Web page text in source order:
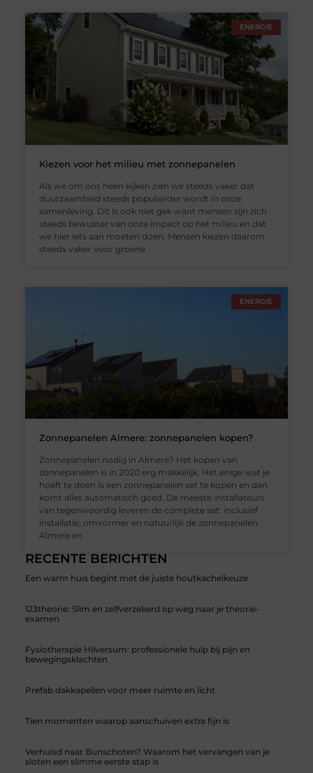
RECENTE BERICHTEN
Een warm huis begint met de juiste houtkachelkeuze
123theorie: Slim en zelfverzekerd op weg naar je theorie-
examen
Fysiotherapie Hilversum: professionele hulp bij pijn en
bewegingsklachten
Prefab dakkapellen voor meer ruimte en licht
Tien momenten waarop aanschuiven extra fijn is
Verhuisd naar Bunschoten? Waarom het vervangen van je
sloten een slimme eerste stap is
ENERGIE
Kiezen voor het milieu met zonnepanelen
Als we om ons heen kijken zien we steeds vaker dat
duurzaamheid steeds populairder wordt in onze
samenleving. Dit is ook niet gek want mensen zijn zich
steeds bewuster van onze impact op het milieu en dat
we hier iets aan moeten doen. Mensen kiezen daarom
steeds vaker voor groene
ENERGIE
Zonnepanelen Almere: zonnepanelen kopen?
Zonnepanelen nodig in Almere? Het kopen van
zonnepanelen is in 2020 erg makkelijk. Het enige wat je
hoeft te doen is een zonnepanelen set te kopen en dan
komt alles automatisch goed. De meeste installateurs
van tegenwoordig leveren de complete set: inclusief
installatie, omvormer en natuurlijk de zonnepanelen.
Almere en